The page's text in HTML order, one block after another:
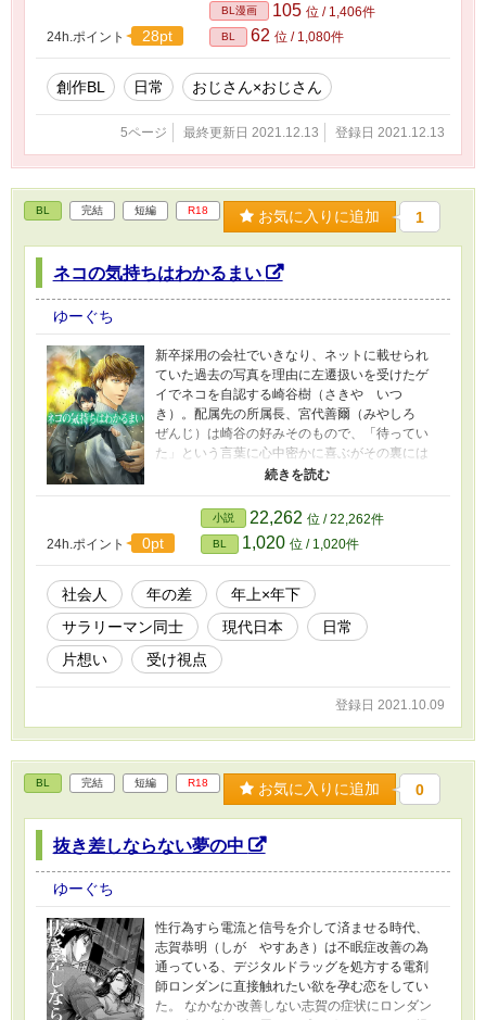
24h.ポイント 28pt
BL漫画 105 位 / 1,406件
BL 62 位 / 1,080件
創作BL 日常 おじさん×おじさん
5ページ 最終更新日 2021.12.13 登録日 2021.12.13
BL 完結 短編 R18 お気に入りに追加 1
ネコの気持ちはわかるまい
ゆーぐち
新卒採用の会社でいきなり、ネットに載せられ
ていた過去の写真を理由に左遷扱いを受けたゲ
イでネコを自認する崎谷樹（さきや いつ
き）。配属先の所属長、宮代善爾（みやしろ
ぜんじ）は崎谷の好みそのもので、「待ってい
た」という言葉に心中密かに喜ぶがその裏には
会社の理不尽故の事情があって――。 ※ムーン
ライトノベルズ春の短編祭2021に「出会い」の
テーマで参加したものです。 出会いから書いて
いったらなんとお付き合いにも至りませんでし
た。エロは受けの妄想、願望に微量含まれる程
度。 （初出の企画がR-18作品での応募が規定だ
ったのでR-18設定での投稿を踏襲します） ※作
中登場人物による同性愛に対する差別的な見解
や発言、セクハラ/パワハラ/カスハラの描写が含
まれます ※（念の為）感染症対策を考慮する必
要のない世界線を想定しています
24h.ポイント 0pt
小説 22,262 位 / 22,262件
BL 1,020 位 / 1,020件
社会人 年の差
年上×年下
サラリーマン同士
現代日本
日常
片想い
受け視点
登録日 2021.10.09
BL 完結 短編 R18 お気に入りに追加 0
抜き差しならない夢の中
ゆーぐち
性行為すら電流と信号を介して済ませる時代、
志賀恭明（しが やすあき）は不眠症改善の為
通っている、デジタルドラッグを処方する電剤
師ロンダンに直接触れたい欲を孕む恋をしてい
た。 なかなか改善しない志賀の症状にロンダン